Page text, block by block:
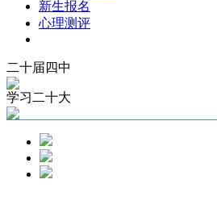
新生报名
心理测评
二十届四中
学习二十大
幻灯片